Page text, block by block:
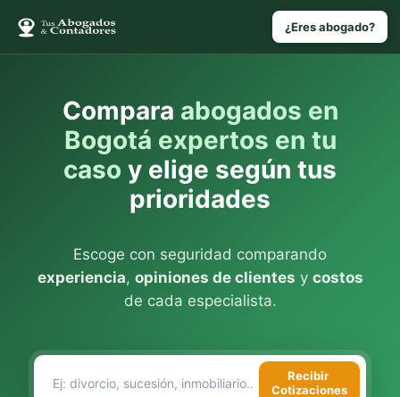
¿Eres abogado?
Compara abogados en
Bogotá expertos en tu
caso y elige según tus
prioridades
Escoge con seguridad comparando
experiencia, opiniones de clientes y costos
de cada especialista.
Recibir
Cotizaciones